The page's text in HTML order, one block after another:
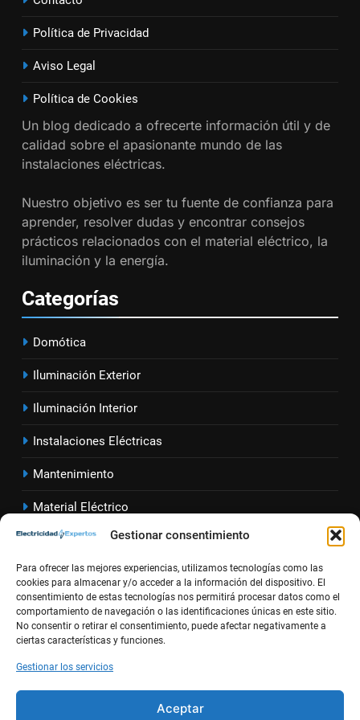
Gestionar consentimiento
Para ofrecer las mejores experiencias, utilizamos tecnologías como las
cookies para almacenar y/o acceder a la información del dispositivo. El
consentimiento de estas tecnologías nos permitirá procesar datos como el
comportamiento de navegación o las identificaciones únicas en este sitio.
No consentir o retirar el consentimiento, puede afectar negativamente a
ciertas características y funciones.
Gestionar los servicios
Aceptar
INSTALACIONES ELÉCTRICAS
18
instalación eléctrica en casa.
INSTALACIONES ELÉCTRICAS
1
2
eléctricas residenciales
INSTALACIONES ELÉCTRICAS
3
oficinas modernas
INSTALACIONES ELÉCTRICAS
4
Cómo instalar un
magnetotérmico doble para
circuitos monofásicos
INSTALACIONES ELÉCTRICAS
5
Guía completa para instalar un
Política de Privacidad
Aviso Legal
Política de Cookies
Un blog dedicado a ofrecerte información útil y de
calidad sobre el apasionante mundo de las
instalaciones eléctricas.
Nuestro objetivo es ser tu fuente de confianza para
aprender, resolver dudas y encontrar consejos
prácticos relacionados con el material eléctrico, la
iluminación y la energía.
Categorías
Domótica
Iluminación Exterior
Iluminación Interior
Instalaciones Eléctricas
Mantenimiento
Material Eléctrico
Sector Eléct rico
Seguridad Eléctrica
Solar y Renovables
AltaNewsletter